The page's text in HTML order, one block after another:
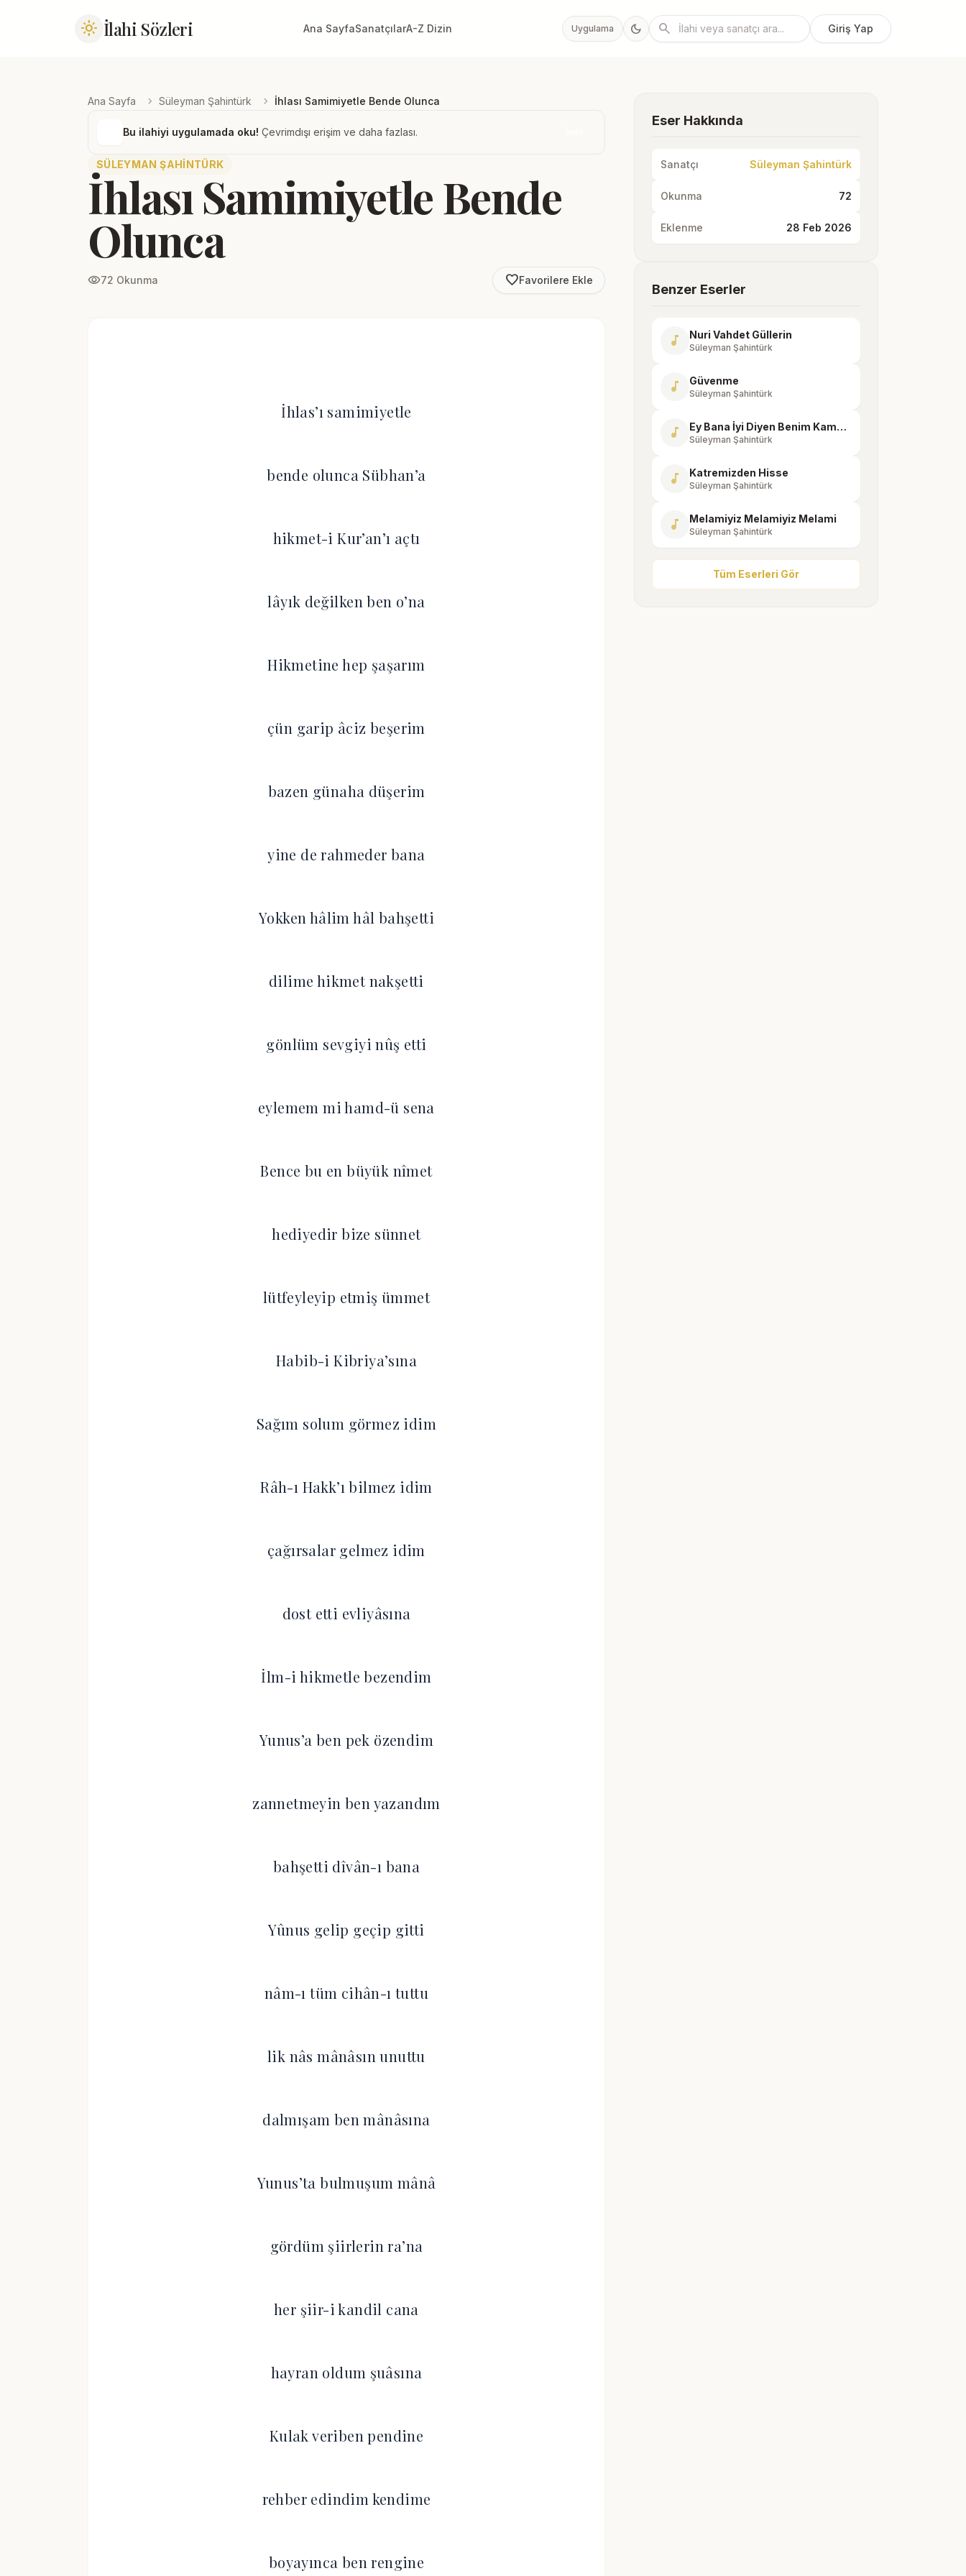
light_mode İlahi Sözleri Ana SayfaSanatçılarA-Z Dizin Uygulama dark_mode search Giriş Yap
Ana Sayfa chevron_right Süleyman Şahintürk chevron_right İhlası Samimiyetle Bende Olunca
Bu ilahiyi uygulamada oku! Çevrimdışı erişim ve daha fazlası.
SÜLEYMAN ŞAHINTÜRK
İhlası Samimiyetle Bende
Olunca
visibility72 Okunma favorite_borderFavorilere Ekle
İhlas’ı samimiyetle
bende olunca Sübhan’a
hikmet-i Kur’an’ı açtı
lâyık değilken ben o’na
Hikmetine hep şaşarım
çün garip âciz beşerim
bazen günaha düşerim
yine de rahmeder bana
Yokken hâlim hâl bahşetti
dilime hikmet nakşetti
gönlüm sevgiyi nûş etti
eylemem mi hamd-ü sena
Bence bu en büyük nîmet
hediyedir bize sünnet
lütfeyleyip etmiş ümmet
Habib-i Kibriya’sına
Sağım solum görmez idim
Râh-ı Hakk’ı bilmez idim
çağırsalar gelmez idim
dost etti evliyâsına
İlm-i hikmetle bezendim
Yunus’a ben pek özendim
zannetmeyin ben yazandım
bahşetti dîvân-ı bana
Yûnus gelip geçip gitti
nâm-ı tüm cihân-ı tuttu
lik nâs mânâsın unuttu
dalmışam ben mânâsına
Yunus’ta bulmuşum mânâ
gördüm şiirlerin ra’na
her şiir-i kandil cana
hayran oldum şuâsına
Kulak veriben pendine
rehber edindim kendime
boyayınca ben rengine
Eser Hakkında
Sanatçı Süleyman Şahintürk
Okunma 72
Eklenme 28 Feb 2026
Benzer Eserler
music_note Nuri Vahdet Güllerin
Süleyman Şahintürk
music_note Güvenme
Süleyman Şahintürk
music_note Ey Bana İyi Diyen Benim Kamudan Yavuz
Süleyman Şahintürk
music_note Katremizden Hisse
Süleyman Şahintürk
music_note Melamiyiz Melamiyiz Melami
Süleyman Şahintürk
Tüm Eserleri Gör